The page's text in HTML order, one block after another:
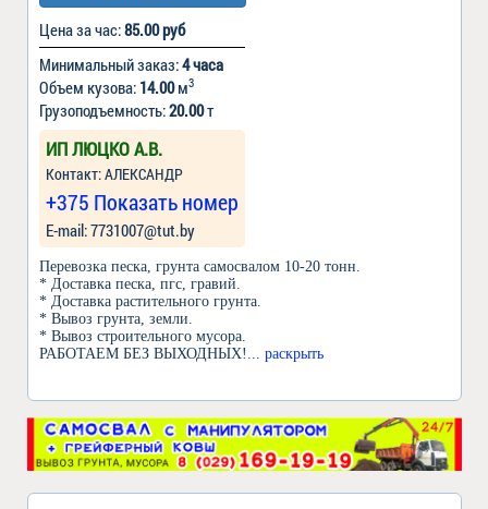
Цена за час:85.00 руб
Минимальный заказ:4 часа
Объем кузова: 14.00м3
Грузоподъемность:20.00т
ИП ЛЮЦКО А.В.
Контакт: АЛЕКСАНДР
+375 Показать номер
Е-mail: 7731007@tut.by
Перевозка песка, грунта самосвалом 10-20 тонн.
* Доставка песка, пгс, гравий.
* Доставка растительного грунта.
* Вывоз грунта, земли.
* Вывоз строительного мусора.
РАБОТАЕМ БЕЗ ВЫХОДНЫХ!
... раскрыть